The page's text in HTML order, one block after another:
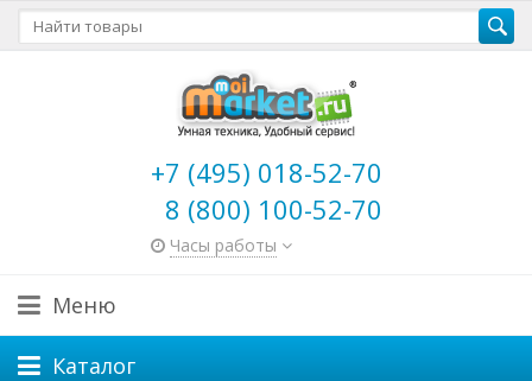
+7 (495) 018-52-70
8 (800) 100-52-70
Часы работы
Меню
Каталог